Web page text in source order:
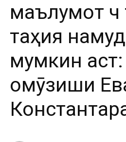
маълумот чӣ
таҳия
мумкин аст:
омӯзиши